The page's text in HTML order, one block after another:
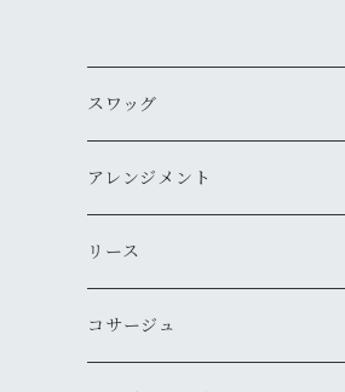
スワッグ
アレンジメント
リース
コサージュ